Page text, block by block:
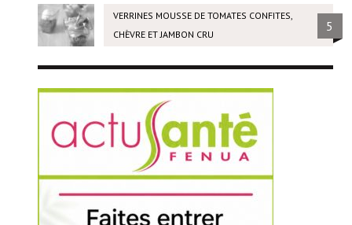
VERRINES MOUSSE DE TOMATES CONFITES,
CHÈVRE ET JAMBON CRU
5